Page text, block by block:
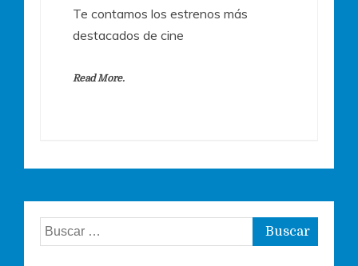
Te contamos los estrenos más
destacados de cine
Read More.
Buscar: